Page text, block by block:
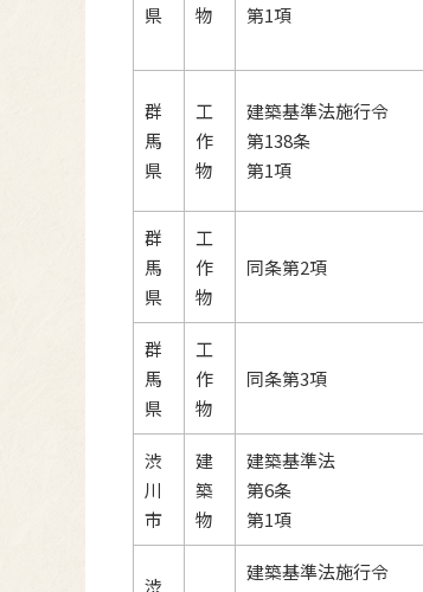
県
物
第1項
群
馬
県
工
作
物
建築基準法施行令
第138条
第1項
群
馬
県
工
作
物
同条第2項
群
馬
県
工
作
物
同条第3項
渋
川
市
建
築
物
建築基準法
第6条
第1項
渋
建築基準法施行令